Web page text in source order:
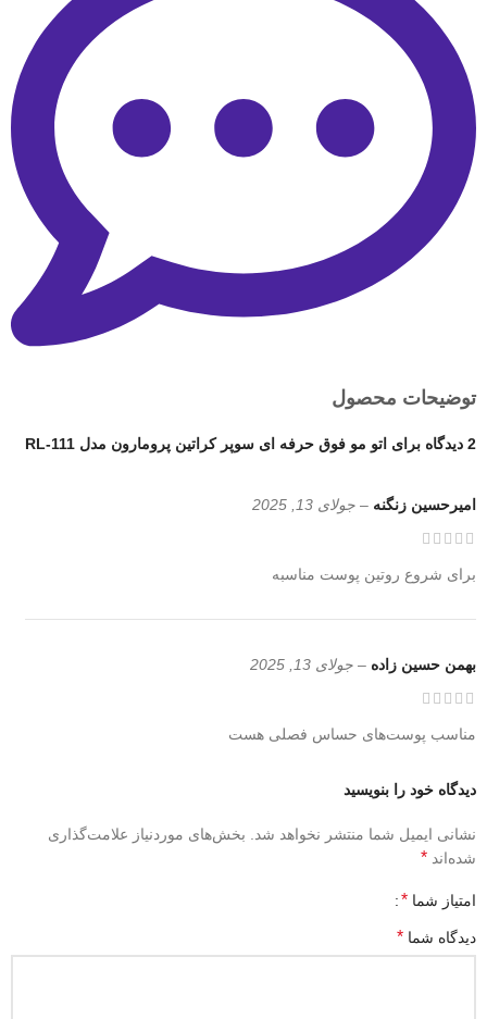
توضیحات محصول
2 دیدگاه برای اتو مو فوق حرفه ای سوپر کراتین پرومارون مدل RL-111
امیرحسین زنگنه – جولای 13, 2025
برای شروع روتین پوست مناسبه
بهمن حسین زاده – جولای 13, 2025
مناسب پوست‌های حساس فصلی هست
دیدگاه خود را بنویسید
نشانی ایمیل شما منتشر نخواهد شد.
بخش‌های موردنیاز علامت‌گذاری
شده‌اند *
امتیاز شما *
دیدگاه شما *